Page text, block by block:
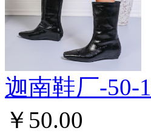
迦南鞋厂-50-
￥50.00